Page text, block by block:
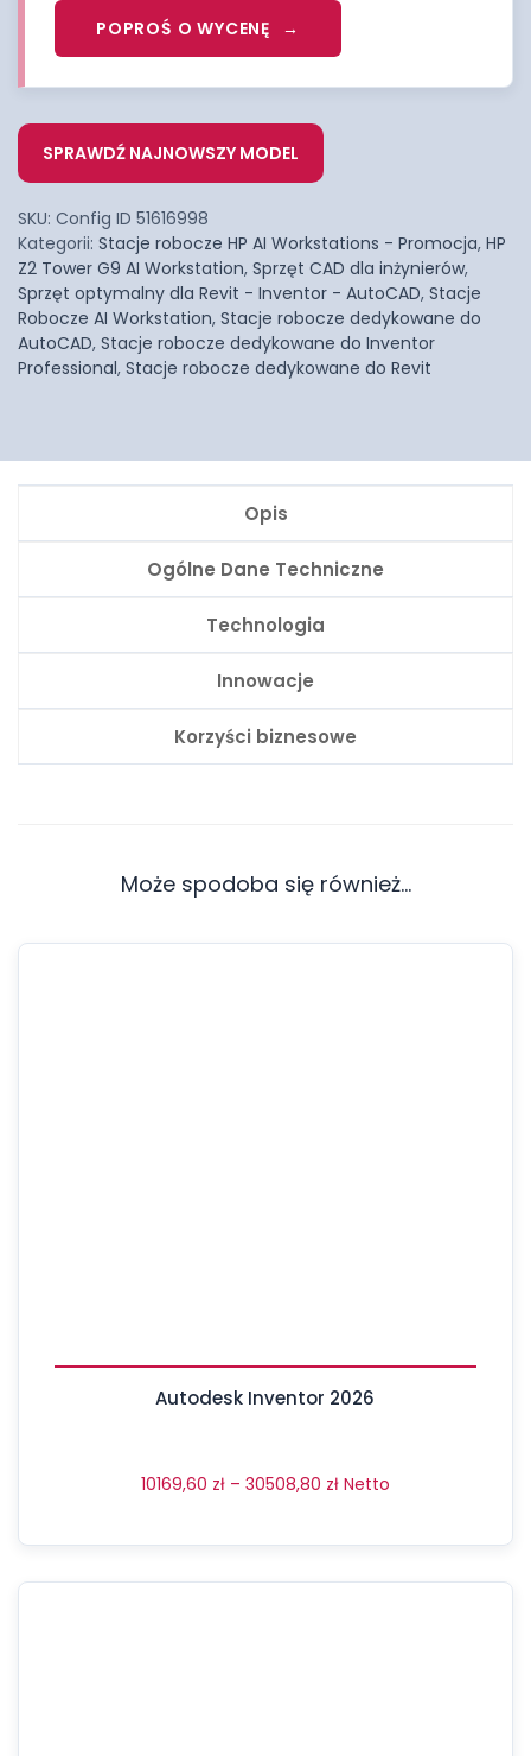
POPROŚ O WYCENĘ
SPRAWDŹ NAJNOWSZY MODEL
SKU: Config ID 51616998
Kategorii: Stacje robocze HP AI Workstations - Promocja, HP
Z2 Tower G9 AI Workstation, Sprzęt CAD dla inżynierów,
Sprzęt optymalny dla Revit - Inventor - AutoCAD, Stacje
Robocze AI Workstation, Stacje robocze dedykowane do
AutoCAD, Stacje robocze dedykowane do Inventor
Professional, Stacje robocze dedykowane do Revit
Opis
Ogólne Dane Techniczne
Technologia
Innowacje
Korzyści biznesowe
Może spodoba się również…
Autodesk Inventor 2026
10169,60 zł – 30508,80 zł Netto